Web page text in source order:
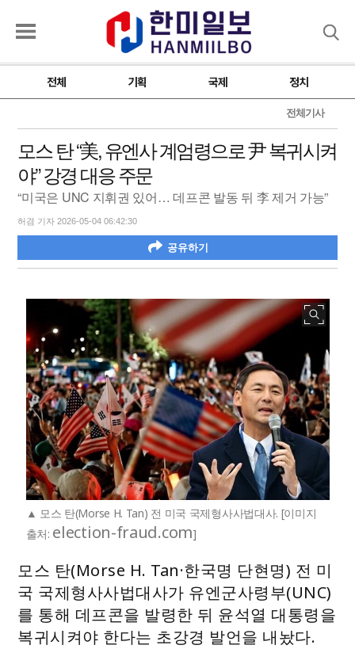
전체 기획 국제 정치
전체기사
모스 탄 “美, 유엔사 계엄령으로 尹 복귀시켜
야” 강경 대응 주문
“미국은 UNC 지휘권 있어… 데프콘 발동 뒤 李 제거 가능”
허겸 기자 2026-05-04 06:42:30
공유하기
모스 탄(Morse H. Tan) 전 미국 국제형사사법대사. [이미지
출처: election-fraud.com]
모스 탄(Morse H. Tan·한국명 단현명) 전 미
국 국제형사사법대사가 유엔군사령부(UNC)
를 통해 데프콘을 발령한 뒤 윤석열 대통령을
복귀시켜야 한다는 초강경 발언을 내놨다.